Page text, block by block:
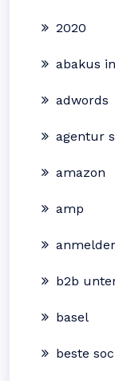
2020
abakus
adwords
agentur
amazon
amp
b2b
basel
beste